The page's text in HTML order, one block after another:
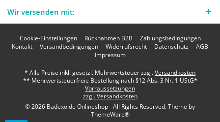
Wir versenden mit:
Cookie-Einstellungen Rücknahmen B2B
Zahlungsbedingungen
Kontakt
Versandbedingungen Widerrufsrecht Datenschutz
AGB
Impressum
* Alle Preise inkl. gesetzl. Mehrwertsteuer zzgl.Versandkosten
** Mehrwertsteuerfreie Bestellung nach §12 Abs. 3 Nr. 1 UStG*
Vorraussetzungen
zzgl. Versandkosten
© 2026 Badexo.de Onlineshop - All Rights Reserved. Theme by
ThemeWare®